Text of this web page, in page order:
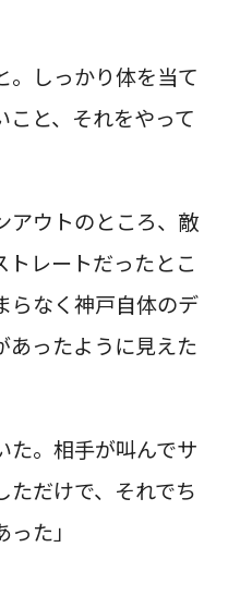
。しっかり体を当て
と、それをやって
ウトのところ、敵
レートだったとこ
らなく神戸自体のデ
あったように見えた
た。相手が叫んでサ
ただけで、それでち
た」